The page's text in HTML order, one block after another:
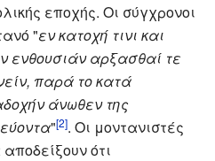
εποχής. Οι σύγχρονοι
"εν κατοχή τινι και
ενθουσιάν αρξασθαί τε
παρά το κατά
άνωθεν της
"[2]. Οι μοντανιστές
ότι